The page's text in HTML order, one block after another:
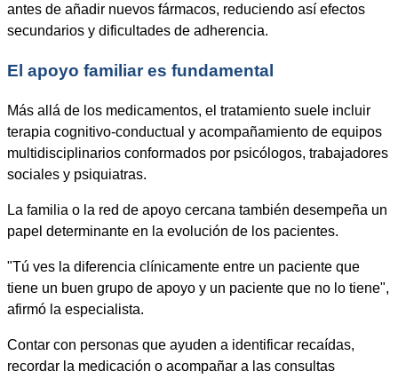
antes de añadir nuevos fármacos, reduciendo así efectos
secundarios y dificultades de adherencia.
El apoyo familiar es fundamental
Más allá de los medicamentos, el tratamiento suele incluir
terapia cognitivo-conductual y acompañamiento de equipos
multidisciplinarios conformados por psicólogos, trabajadores
sociales y psiquiatras.
La familia o la red de apoyo cercana también desempeña un
papel determinante en la evolución de los pacientes.
"Tú ves la diferencia clínicamente entre un paciente que
tiene un buen grupo de apoyo y un paciente que no lo tiene",
afirmó la especialista.
Contar con personas que ayuden a identificar recaídas,
recordar la medicación o acompañar a las consultas